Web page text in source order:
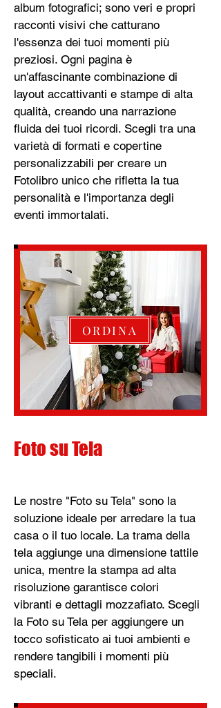
album fotografici; sono veri e propri
racconti visivi che catturano
l'essenza dei tuoi momenti più
preziosi. Ogni pagina è
un'affascinante combinazione di
layout accattivanti e stampe di alta
qualità, creando una narrazione
fluida dei tuoi ricordi. Scegli tra una
varietà di formati e copertine
personalizzabili per creare un
Fotolibro unico che rifletta la tua
personalità e l'importanza degli
eventi immortalati.
ORDINA
Foto su Tela
Le nostre "Foto su Tela" sono la
soluzione ideale per arredare la tua
casa o il tuo locale. La trama della
tela aggiunge una dimensione tattile
unica, mentre la stampa ad alta
risoluzione garantisce colori
vibranti e dettagli mozzafiato. Scegli
la Foto su Tela per aggiungere un
tocco sofisticato ai tuoi ambienti e
rendere tangibili i momenti più
speciali.